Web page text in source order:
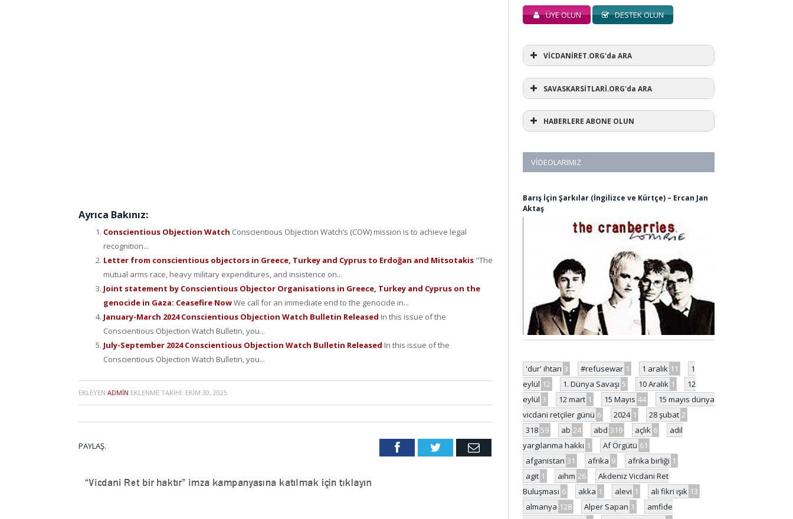
Ayrıca Bakınız:
Conscientious Objection Watch Conscientious Objection Watch’s (COW) mission is to achieve legal
recognition...
Letter from conscientious objectors in Greece, Turkey and Cyprus to Erdoğan and Mitsotakis "The
mutual arms race, heavy military expenditures, and insistence on...
Joint statement by Conscientious Objector Organisations in Greece, Turkey and Cyprus on the
genocide in Gaza: Ceasefire NowWe call for an immediate end to the genocide in...
January-March 2024 Conscientious Objection Watch Bulletin Released In this issue of the
Conscientious Objection Watch Bulletin, you...
July-September 2024 Conscientious Objection Watch Bulletin Released In this issue of the
Conscientious Objection Watch Bulletin, you...
EKLEYEN ADMIN EKLENME TARIHI: EKIM 30, 2025
PAYLAŞ. FacebookTwitter Email
ÜYE OLUN DESTEK OLUN
VİCDANİRET.ORG'da ARA
SAVASKARSİTLARİ.ORG'da ARA
HABERLERE ABONE OLUN
VIDEOLARIMIZ
Barış İçin Şarkılar (İngilizce ve Kürtçe) – Ercan Jan
Aktaş
'dur' ihtarı 3 #refusewar 1 1 aralık 11
1
eylül 12 1. Dünya Savaşı 5 10 Aralık 1
12
eylül 3 12 mart 1 15 Mayıs 44
15 mayıs dünya
vicdani retçiler günü 6 2024 1 28 şubat 2
318 59 ab 24 abd 319 açlık 6
adil
yargılanma hakkı 1 Af Örgütü 61
afganistan 31 afrika 9 afrika birliği 1
agit 1 aihm 26
Akdeniz Vicdani Ret
Buluşması 6 akka 1 alevi 1 ali fikri ışık 13
almanya 128 Alper Sapan 1
amfide